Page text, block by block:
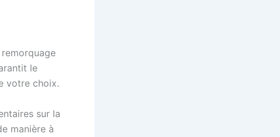
le
votre choix.
sur la
manière à